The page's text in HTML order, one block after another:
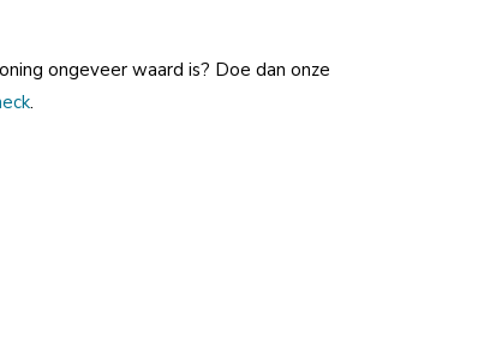
ongeveer waard is? Doe dan onze
.